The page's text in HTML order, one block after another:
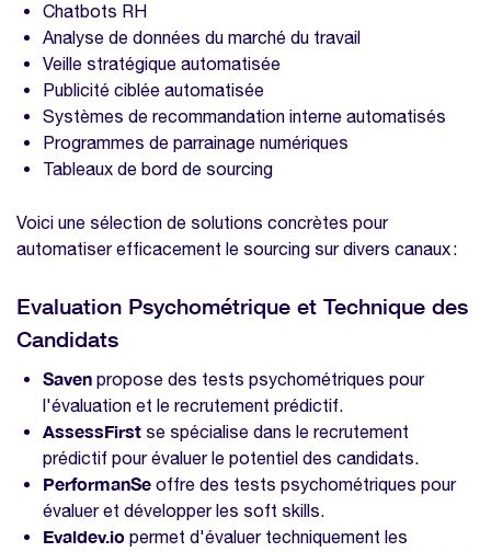
Chatbots RH
Analyse de données du marché du travail
Veille stratégique automatisée
Publicité ciblée automatisée
Systèmes de recommandation interne automatisés
Programmes de parrainage numériques
Tableaux de bord de sourcing
Voici une sélection de solutions concrètes pour
automatiser efficacement le sourcing sur divers canaux :
Evaluation Psychométrique et Technique des
Candidats
Saven propose des tests psychométriques pour
l'évaluation et le recrutement prédictif.
AssessFirst se spécialise dans le recrutement
prédictif pour évaluer le potentiel des candidats.
PerformanSe offre des tests psychométriques pour
évaluer et développer les soft skills.
Evaldev.io permet d'évaluer techniquement les